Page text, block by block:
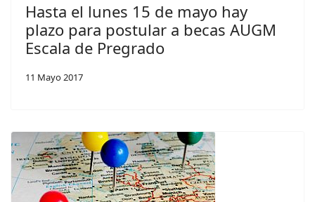
Hasta el lunes 15 de mayo hay
plazo para postular a becas AUGM
Escala de Pregrado
11 Mayo 2017